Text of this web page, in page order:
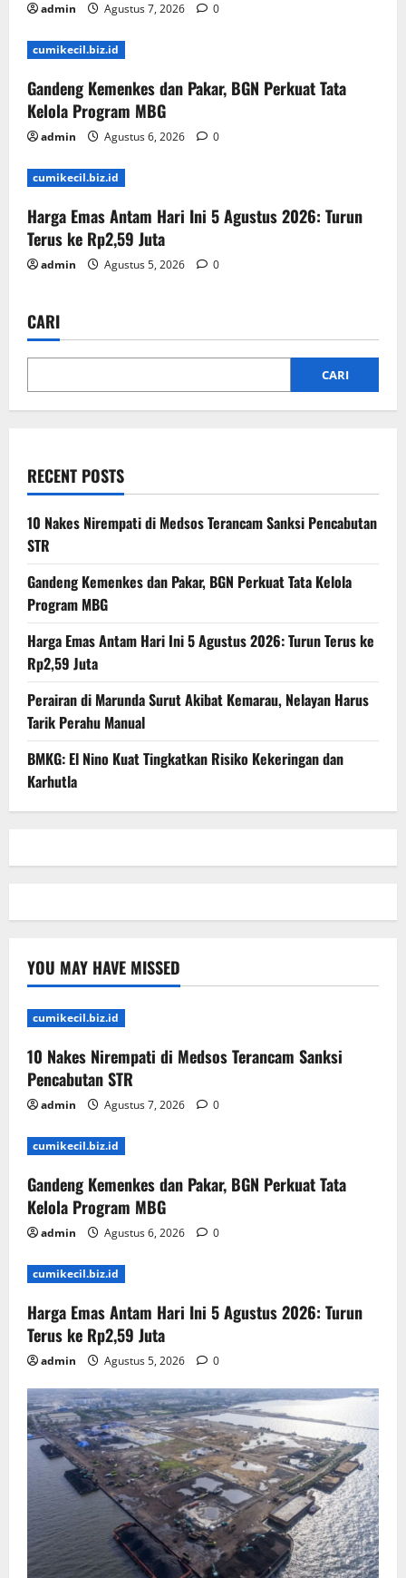
admin Agustus 7, 2026 0
cumikecil.biz.id
Gandeng Kemenkes dan Pakar, BGN Perkuat Tata
Kelola Program MBG
admin Agustus 6, 2026 0
cumikecil.biz.id
Harga Emas Antam Hari Ini 5 Agustus 2026: Turun
Terus ke Rp2,59 Juta
admin Agustus 5, 2026 0
CARI
CARI
RECENT POSTS
10 Nakes Nirempati di Medsos Terancam Sanksi Pencabutan
STR
Gandeng Kemenkes dan Pakar, BGN Perkuat Tata Kelola
Program MBG
Harga Emas Antam Hari Ini 5 Agustus 2026: Turun Terus ke
Rp2,59 Juta
Perairan di Marunda Surut Akibat Kemarau, Nelayan Harus
Tarik Perahu Manual
BMKG: El Nino Kuat Tingkatkan Risiko Kekeringan dan
Karhutla
YOU MAY HAVE MISSED
cumikecil.biz.id
10 Nakes Nirempati di Medsos Terancam Sanksi
Pencabutan STR
admin Agustus 7, 2026 0
cumikecil.biz.id
Gandeng Kemenkes dan Pakar, BGN Perkuat Tata
Kelola Program MBG
admin Agustus 6, 2026 0
cumikecil.biz.id
Harga Emas Antam Hari Ini 5 Agustus 2026: Turun
Terus ke Rp2,59 Juta
admin Agustus 5, 2026 0